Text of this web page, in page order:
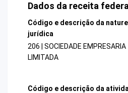
Dados da receita federal
Código e descrição da
jurídica
206 | SOCIEDADE EMPRESARIA
LIMITADA
Código e descrição da